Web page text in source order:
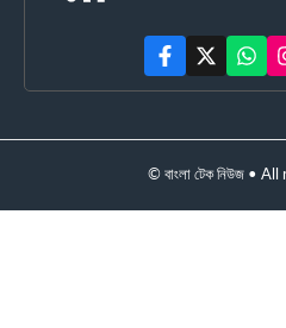
© বাংলা টেক নিউজ •